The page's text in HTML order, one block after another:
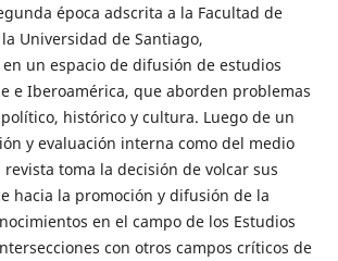
época adscrita a la Facultad de
Universidad de Santiago,
un espacio de difusión de estudios
e Iberoamérica, que aborden problemas
histórico y cultura. Luego de un
y evaluación interna como del medio
toma la decisión de volcar sus
hacia la promoción y difusión de la
en el campo de los Estudios
con otros campos críticos de